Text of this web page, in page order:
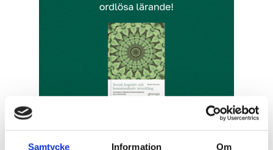
Samtycke Information Om